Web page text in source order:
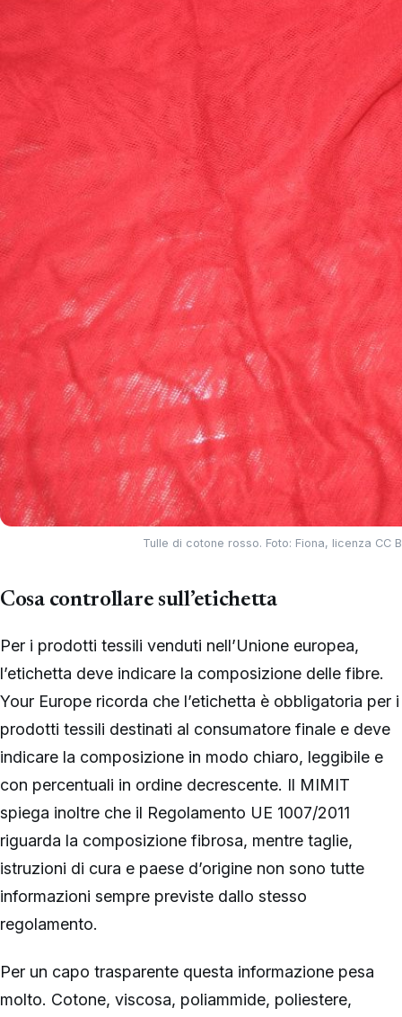
Tulle di cotone rosso. Foto: Fiona, licenza CC
Cosa controllare sull’etichetta
Per i prodotti tessili venduti nell’Unione europea,
l’etichetta deve indicare la composizione delle fibre.
Your Europe ricorda che l’etichetta è obbligatoria per i
prodotti tessili destinati al consumatore finale e deve
indicare la composizione in modo chiaro, leggibile e
con percentuali in ordine decrescente. Il MIMIT
spiega inoltre che il Regolamento UE 1007/2011
riguarda la composizione fibrosa, mentre taglie,
istruzioni di cura e paese d’origine non sono tutte
informazioni sempre previste dallo stesso
regolamento.
Per un capo trasparente questa informazione pesa
molto. Cotone, viscosa, poliammide, poliestere,